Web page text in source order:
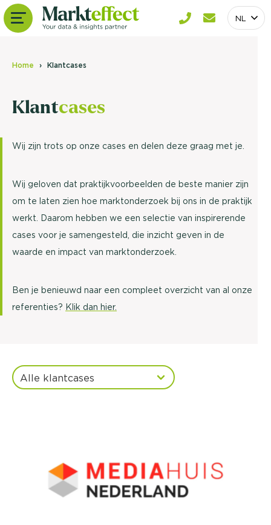
NL
Home Klantcases
Klantcases
Wij zijn trots op onze cases en delen deze graag met je.
Wij geloven dat praktijkvoorbeelden de beste manier zijn
om te laten zien hoe marktonderzoek bij ons in de praktijk
werkt. Daarom hebben we een selectie van inspirerende
cases voor je samengesteld, die inzicht geven in de
waarde en impact van marktonderzoek.
Ben je benieuwd naar een compleet overzicht van al onze
referenties? Klik dan hier.